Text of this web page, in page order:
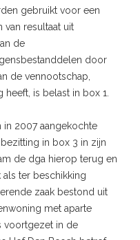
gebruikt voor een
resultaat uit
de
door
de vennootschap,
is belast in box 1.
in 2007 aangekochte
in box 3 in zijn
de dga hierop terug en
ter beschikking
zaak bestond uit
met aparte
voortgezet in de